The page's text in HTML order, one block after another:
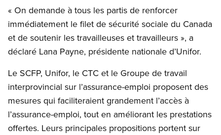
« On demande à tous les partis de renforcer
immédiatement le filet de sécurité sociale du Canada
et de soutenir les travailleuses et travailleurs », a
déclaré Lana Payne, présidente nationale d’Unifor.
Le SCFP, Unifor, le CTC et le Groupe de travail
interprovincial sur l’assurance-emploi proposent des
mesures qui faciliteraient grandement l’accès à
l’assurance-emploi, tout en améliorant les prestations
offertes. Leurs principales propositions portent sur